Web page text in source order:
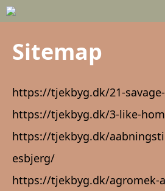
Sitemap
https://tjekbyg.dk/21-
https://tjekbyg.dk/3-like-
https://tjekbyg.dk/
esbjerg/
https://tjekbyg.dk/agromek-